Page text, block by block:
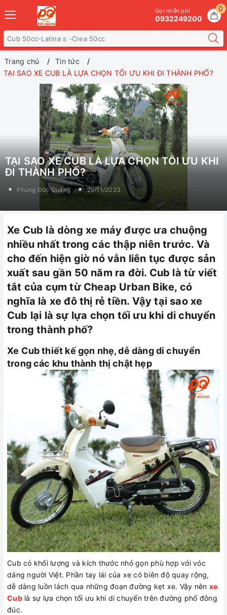
0
Gọi miễn phí
0932249200
Trang chủ
Tin tức
TẠI SAO XE CUB LÀ LỰA CHỌN TỐI ƯU KHI ĐI THÀNH PHỐ?
TẠI SAO XE CUB LÀ LỰA CHỌN TỐI ƯU KHI
ĐI THÀNH PHỐ?
Phùng Đức Quảng 29/11/2023
Xe Cub là dòng xe máy được ưa chuộng
nhiều nhất trong các thập niên trước. Và
cho đến hiện giờ nó vẫn liên tục được sản
xuất sau gần 50 năm ra đời. Cub là từ viết
tắt của cụm từ Cheap Urban Bike, có
nghĩa là xe đô thị rẻ tiền. Vậy tại sao xe
Cub lại là sự lựa chọn tối ưu khi di chuyển
trong thành phố?
Xe Cub thiết kế gọn nhẹ, dễ dàng di chuyển
trong các khu thành thị chật hẹp
Cub có khối lượng và kích thước nhỏ gọn phù hợp với vóc
dáng người Việt. Phần tay lái của xe có biên độ quay rộng,
dễ dàng luồn lách qua những đoạn đường kẹt xe. Vậy nên xe
Cublà sự lựa chọn tối ưu khi di chuyển trên đường phố đông
đúc.